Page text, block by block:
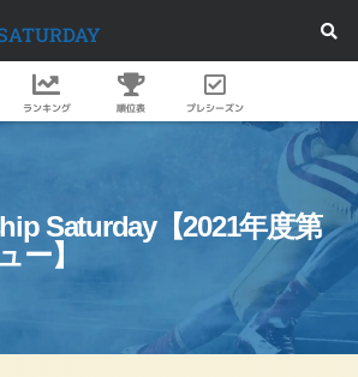
ランキング 順位表 プレシーズン
Saturday【2021年度第
ー】